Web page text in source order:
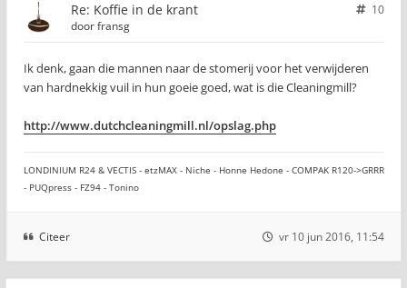
Re: Koffie in de krant
10
doorfransg
Ik denk, gaan die mannen naar de stomerij voor het verwijderen
van hardnekkig vuil in hun goeie goed, wat is die Cleaningmill?
http://www.dutchcleaningmill.nl/opslag.php
LONDINIUM R24 & VECTIS - etzMAX - Niche - Honne Hedone - COMPAK R120->GRRR
- PUQpress - FZ94 - Tonino
Citeer vr 10 jun 2016, 11:54